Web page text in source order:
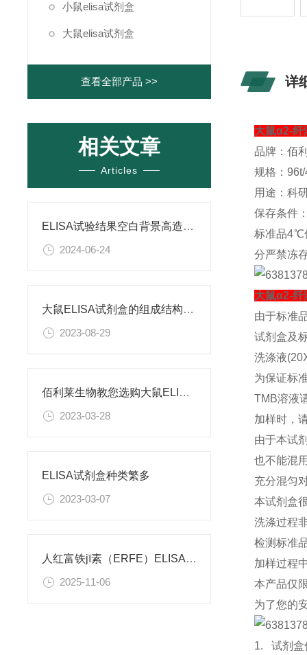
小鼠elisa试剂盒
大鼠elisa试剂盒
查看全部产品 >>
相关文章
Articles
ELISA试验结果空白背景高造成原因
2024-06-24
大鼠ELISA试剂盒的组成结构及检测条件
2023-08-29
佰利莱生物教您选购大鼠ELISA试剂盒后需注意哪些
2023-03-28
ELISA试剂盒种类繁多
2023-03-07
人红富铁jī素（ERFE）ELISA试剂盒 使用说明书
2025-11-06
详
大鼠α2-
品牌：佰
规格：
用途：科
保存条件
标准品4℃
分严禁冻
大鼠α2-
由于标准
试剂盒及
洗涤液
为保证标
TMB溶液
加样时，
由于本试
也不能混
充分混匀
本试剂盒
洗涤过程
检测标准
加样过程
本产品仅
为了您的
1. 试剂盒